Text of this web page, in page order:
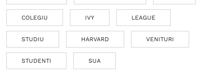
COLEGIU IVY LEAGUE
STUDIU HARVARD VENITURI
STUDENTI SUA